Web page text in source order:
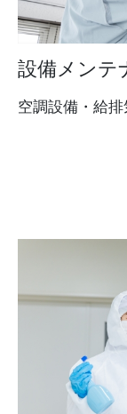
設備メンテ
空調設備・給